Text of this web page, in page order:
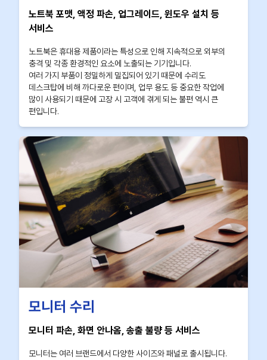
노트북 포맷, 액정 파손, 업그레이드, 윈도우 설치 등
서비스
노트북은 휴대용 제품이라는 특성으로 인해 지속적으로 외부의
충격 및 각종 환경적인 요소에 노출되는 기기입니다.
여러 가지 부품이 정밀하게 밀집되어 있기 때문에 수리도
데스크탑에 비해 까다로운 편이며, 업무 용도 등 중요한 작업에
많이 사용되기 때문에 고장 시 고객에 겪게 되는 불편 역시 큰
편입니다.
모니터 수리
모니터 파손, 화면 안나옴, 송출 불량 등 서비스
모니터는 여러 브랜드에서 다양한 사이즈와 패널로 출시됩니다.